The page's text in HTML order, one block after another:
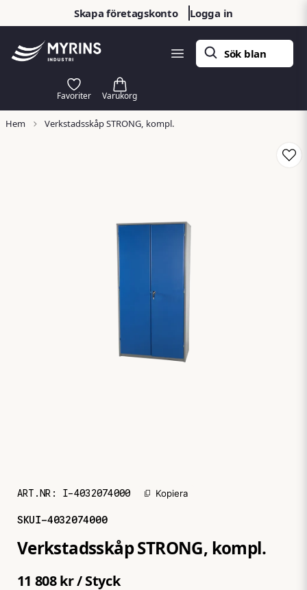
Skapa företagskonto Logga in
Hem Verkstadsskåp STRONG, kompl.
ART.NR: I-4032074000 Kopiera
SKUI-4032074000
Verkstadsskåp STRONG, kompl.
11 808 kr/ Styck